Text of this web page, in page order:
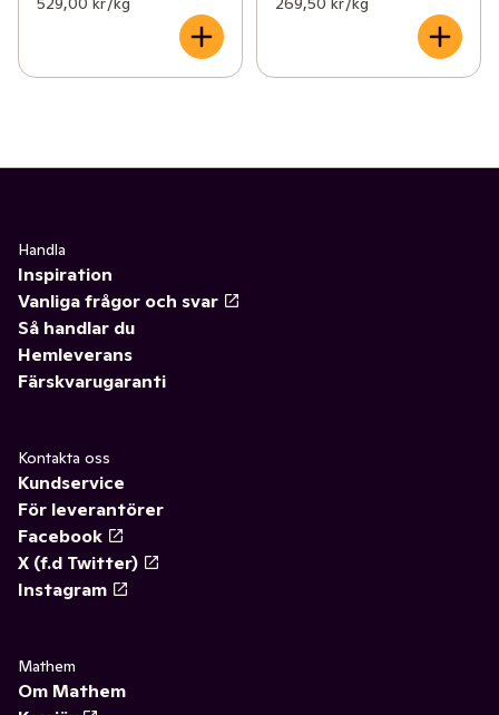
Handla
Inspiration
Vanliga frågor och svar
Så handlar du
Hemleverans
Färskvarugaranti
Kontakta oss
Kundservice
För leverantörer
Facebook
X (f.d Twitter)
Instagram
Mathem
Om Mathem